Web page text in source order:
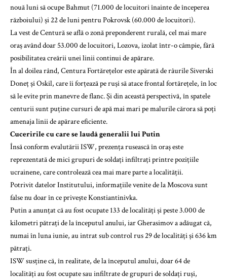
nouă luni să ocupe Bahmut (71.000 de locuitori înainte de începerea
războiului) și 22 de luni pentru Pokrovsk (60.000 de locuitori).
La vest de Centură se află o zonă preponderent rurală, cel mai mare
oraș având doar 53.000 de locuitori, Lozova, izolat într-o câmpie, fără
posibilitatea creării unei linii continui de apărare.
În al doilea rând, Centura Fortărețelor este apărată de râurile Siverski
Doneț și Oskil, care îi forțează pe ruși să atace frontal fortărețele, în loc
să le evite prin manevre de flanc. Și din această perspectivă, în spatele
centurii sunt puține cursuri de apă mai mari pe malurile cărora să poți
amenaja linii de apărare eficiente.
Cuceririle cu care se laudă generalii lui Putin
Însă conform evalutării ISW, prezența rusească în oraș este
reprezentată de mici grupuri de soldați infiltrați printre pozițiile
ucrainene, care controlează cea mai mare parte a localității.
Potrivit datelor Institutului, informațiile venite de la Moscova sunt
false nu doar în ce privește Konstiantinivka.
Putin a anunțat că au fost ocupate 133 de localități și peste 3.000 de
kilometri pătrați de la începutul anului, iar Gherasimov a adăugat că,
numai în luna iunie, au intrat sub control rus 29 de localități și 636 km
pătrați.
ISW susține că, în realitate, de la începutul anului, doar 64 de
localități au fost ocupate sau infiltrate de grupuri de soldați ruși,